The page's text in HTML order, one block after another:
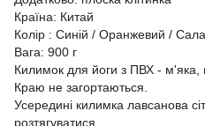
Країна: Китай
Колір : Синій / Оранжевий /
Вага: 900 г
Килимок для йоги з ПВХ - м'яка,
Краю не загортаються.
Усередині килимка лавсанова
розтягуватися.